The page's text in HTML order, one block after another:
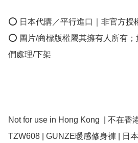
⭕ 日本代購／平行進口｜非官方授
⭕ 圖片/商標版權屬其擁有人所有
們處理/下架
Not for use in Hong Kong  | 不在香
TZW608 | GUNZE暖感修身褲 | 日